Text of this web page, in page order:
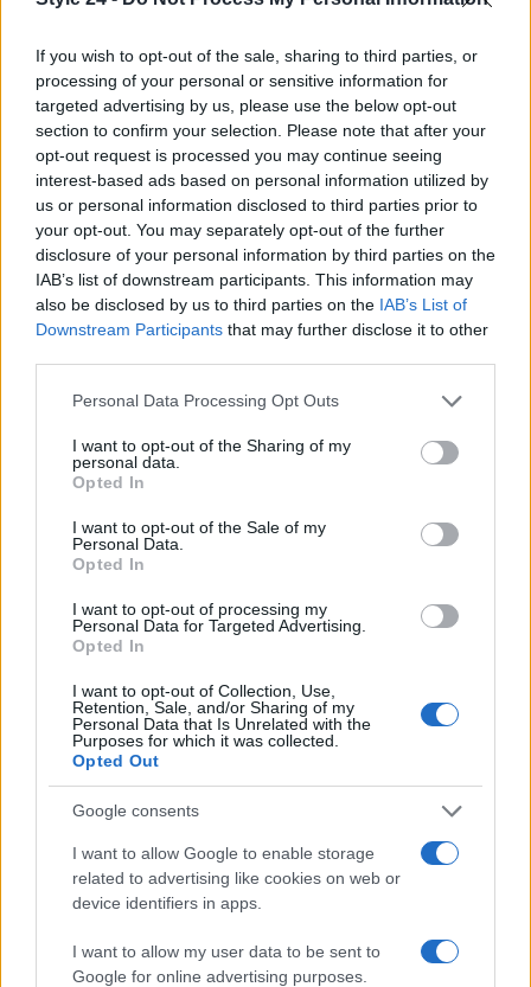
If you wish to opt-out of the sale, sharing to third parties, or
processing of your personal or sensitive information for
targeted advertising by us, please use the below opt-out
section to confirm your selection. Please note that after your
opt-out request is processed you may continue seeing
interest-based ads based on personal information utilized by
us or personal information disclosed to third parties prior to
your opt-out. You may separately opt-out of the further
disclosure of your personal information by third parties on the
IAB’s list of downstream participants. This information may
also be disclosed by us to third parties on the IAB’s List of
Downstream Participants that may further disclose it to other
Please note that this website/app uses one or more Google
not limited to your visit or usage behaviour. You may click to
grant or deny consent to Google and its third-party tags to
use your data for below specified purposes in below Google
consent section.
Personal Data Processing Opt Outs
I want to opt-out of the Sharing of my
personal data.
Opted In
I want to opt-out of the Sale of my
Personal Data.
Opted In
I want to opt-out of processing my
Personal Data for Targeted Advertising.
Opted In
I want to opt-out of Collection, Use,
Retention, Sale, and/or Sharing of my
Personal Data that Is Unrelated with the
Purposes for which it was collected.
Opted Out
Google consents
I want to allow Google to enable storage
related to advertising like cookies on web or
device identifiers in apps.
I want to allow my user data to be sent to
Google for online advertising purposes.
lasciare le passerelle di Firenze dopo un
servizio su sartorie locali; da allora guida
scelte stilistiche pratiche per lettori. In
redazione propone palette sobrie e mantiene
un archivio personale di tagli e cartamodelli
d’epoca.
Continua a leggere
LIFESTYLE